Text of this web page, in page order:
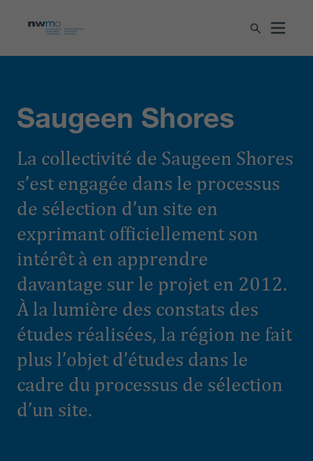
Saugeen Shores
La collectivité de Saugeen Shores
s’est engagée dans le processus
de sélection d’un site en
exprimant officiellement son
intérêt à en apprendre
davantage sur le projet en 2012.
À la lumière des constats des
études réalisées, la région ne fait
plus l’objet d’études dans le
cadre du processus de sélection
d’un site.